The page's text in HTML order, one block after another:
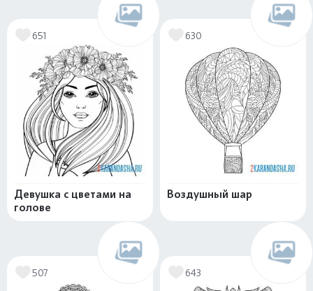
651
Девушка с цветами на
голове
630
Воздушный шар
507 643